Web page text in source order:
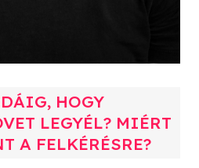
HOGY
LEGYÉL? MIÉRT
A FELKÉRÉSRE?